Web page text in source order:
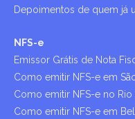
Depoimentos de quem já
NFS-e
Emissor Grátis de Nota
Como emitir NFS-e em
Como emitir NFS-e no Rio
Como emitir NFS-e em